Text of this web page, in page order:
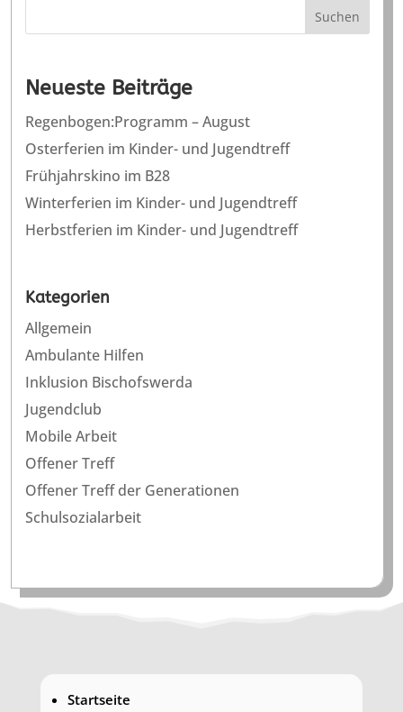
Suchen
Neueste Beiträge
Regenbogen:Programm – August
Osterferien im Kinder- und Jugendtreff
Frühjahrskino im B28
Winterferien im Kinder- und Jugendtreff
Herbstferien im Kinder- und Jugendtreff
Kategorien
Allgemein
Ambulante Hilfen
Inklusion Bischofswerda
Jugendclub
Mobile Arbeit
Offener Treff
Offener Treff der Generationen
Schulsozialarbeit
Startseite